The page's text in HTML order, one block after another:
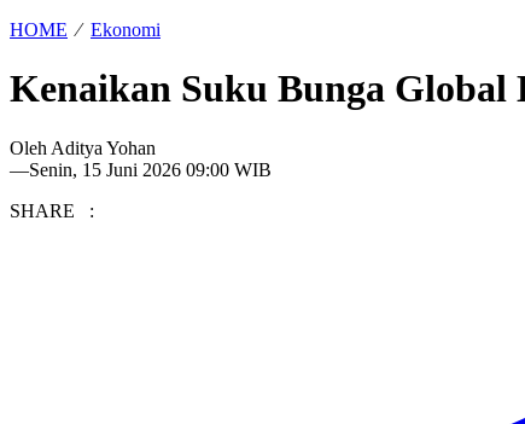
HOME ⁄ Ekonomi
Kenaikan Suku Bunga Global
Oleh Aditya Yohan
—Senin, 15 Juni 2026 09:00 WIB
SHARE :